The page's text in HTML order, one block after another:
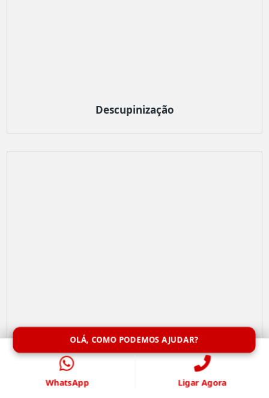
Descupinização
Limpeza de Caixa de Água
OLÁ, COMO PODEMOS AJUDAR?
WhatsApp Ligar Agora